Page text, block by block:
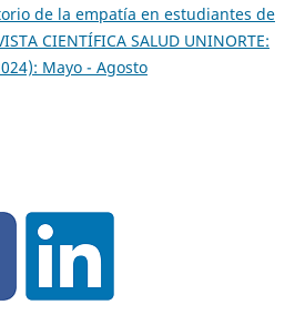
de la empatía en estudiantes de
CIENTÍFICA SALUD UNINORTE:
Mayo - Agosto